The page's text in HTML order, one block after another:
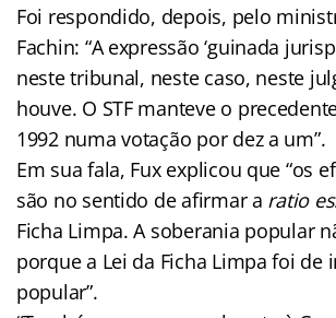
Foi respondido, depois, pelo
Fachin: “A expressão ‘guinada
neste tribunal, neste caso, neste
houve. O STF manteve o
1992 numa votação por dez a um”.
Em sua fala, Fux explicou que “os
são no sentido de afirmar a ratio
Ficha Limpa. A soberania popular
porque a Lei da Ficha Limpa foi de
popular”.